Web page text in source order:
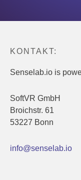
KONTAKT:
Senselab.io is
SoftVR GmbH
Broichstr. 61
53227 Bonn
info@senselab.io